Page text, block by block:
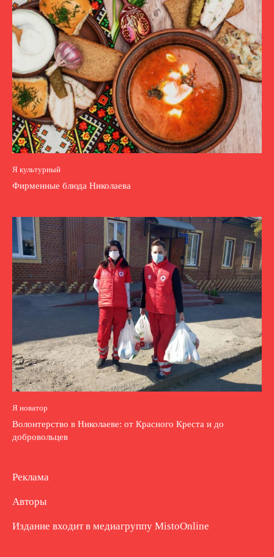
Я культурный
Фирменные блюда Николаева
Я новатор
Волонтерство в Николаеве: от Красного Креста и до
добровольцев
Реклама
Авторы
Издание входит в медиагруппу MistoOnline